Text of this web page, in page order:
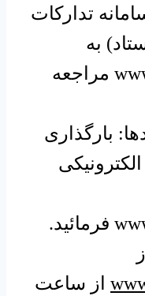
تدارکات
به
مراجعه
بارگذاری
فرمائید.
از ساعت